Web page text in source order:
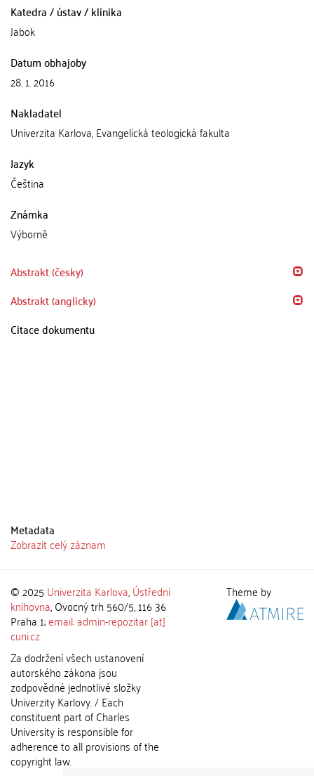
Katedra / ústav / klinika
Jabok
Datum obhajoby
28. 1. 2016
Nakladatel
Univerzita Karlova, Evangelická teologická fakulta
Jazyk
Čeština
Známka
Výborně
Abstrakt (česky)
Abstrakt (anglicky)
Citace dokumentu
Metadata
Zobrazit celý záznam
© 2025 Univerzita Karlova,Ústřední
knihovna, Ovocný trh 560/5, 116 36
Praha 1;email: admin-repozitar [at]
cuni.cz
Za dodržení všech ustanovení
autorského zákona jsou
zodpovědné jednotlivé složky
Univerzity Karlovy. / Each
constituent part of Charles
University is responsible for
adherence to all provisions of the
copyright law.
Theme by